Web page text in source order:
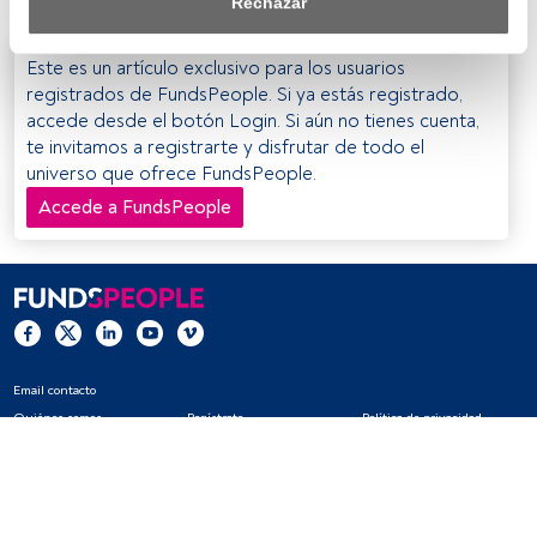
datos para proporcionar:
Utilizar datos de localización geográfica precisa. Analizar
activamente las características del dispositivo para su
identificación. Almacenar la información en un dispositivo
y/o acceder a ella.
Lista de asociados (proveedores)
Este es un artículo exclusivo para los usuarios
registrados de FundsPeople. Si ya estás registrado,
accede desde el botón Login. Si aún no tienes cuenta,
te invitamos a registrarte y disfrutar de todo el
universo que ofrece FundsPeople.
Accede a FundsPeople
Email contacto
Quiénes somos
Regístrate
Política de privacidad